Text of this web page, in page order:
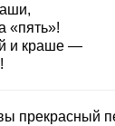
«пять»!
и краше —
прекрасный